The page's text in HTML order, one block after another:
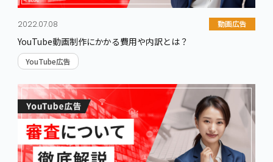
2022.07.08 動画広告
YouTube動画制作にかかる費用や内訳とは？
YouTube広告